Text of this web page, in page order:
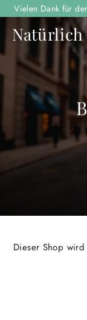
Direkt
zum
Inhalt
Vielen Dank für
Dieser Shop